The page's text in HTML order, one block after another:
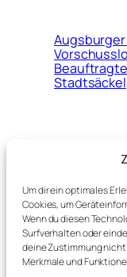
Um dir ein optimales
Cookies, um
Wenn du diesen
Surfverhalten oder
deine Zustimmung
Merkmale und
Stadtsäckel
Neuer
beim